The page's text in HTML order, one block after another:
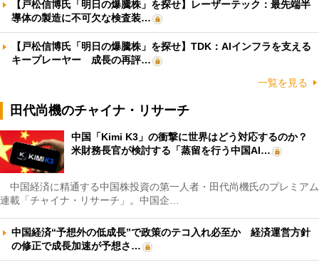
【戸松信博氏「明日の爆騰株」を探せ】レーザーテック：最先端半
導体の製造に不可欠な検査装…
【戸松信博氏「明日の爆騰株」を探せ】TDK：AIインフラを支える
キープレーヤー 成長の再評…
一覧を見る
田代尚機のチャイナ・リサーチ
中国「Kimi K3」の衝撃に世界はどう対応するのか？
米財務長官が検討する「蒸留を行う中国AI…
中国経済に精通する中国株投資の第一人者・田代尚機氏のプレミアム
連載「チャイナ・リサーチ」。中国企…
中国経済“予想外の低成長”で政策のテコ入れ必至か 経済運営方針
の修正で成長加速が予想さ…